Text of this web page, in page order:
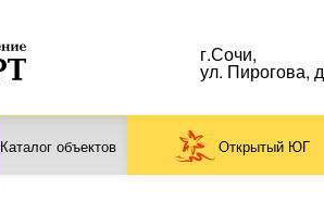
г.Сочи,
ул. Пирогова,
Каталог объектов Открытый ЮГ